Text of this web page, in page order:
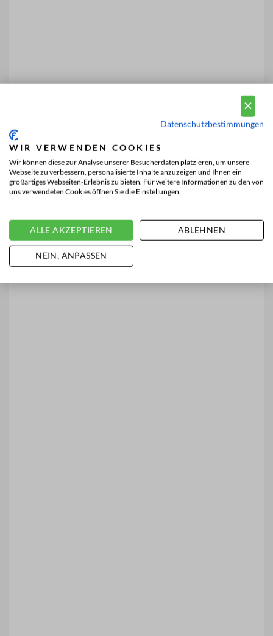
Datenschutzbestimmungen
WIR VERWENDEN COOKIES
Wir können diese zur Analyse unserer Besucherdaten platzieren, um unsere
Webseite zu verbessern, personalisierte Inhalte anzuzeigen und Ihnen ein
großartiges Webseiten-Erlebnis zu bieten. Für weitere Informationen zu den von
uns verwendeten Cookies öffnen Sie die Einstellungen.
ALLE AKZEPTIEREN ABLEHNEN
NEIN, ANPASSEN